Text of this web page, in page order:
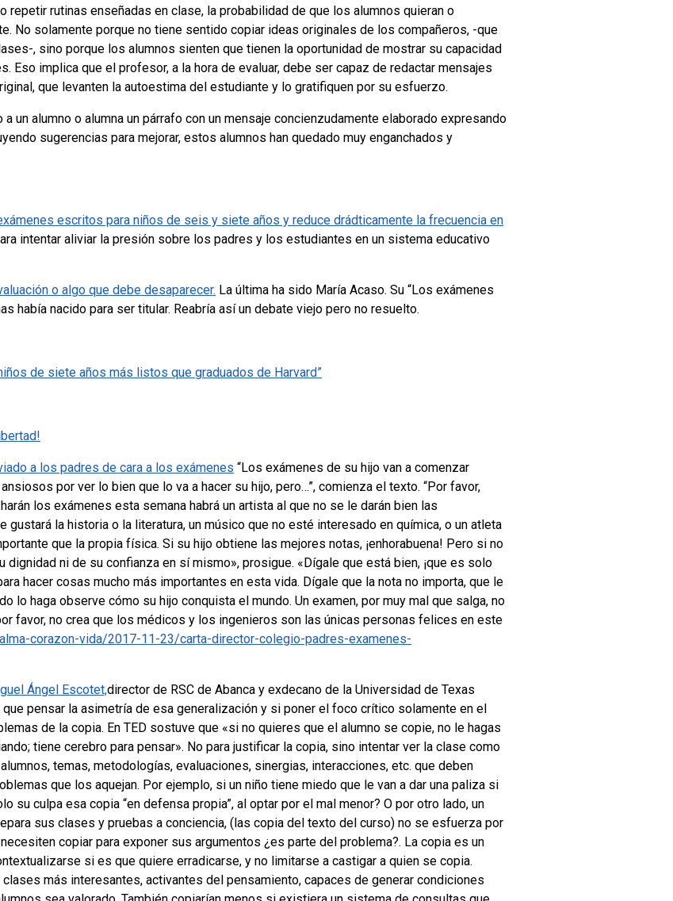
repetir rutinas enseñadas en clase, la probabilidad de que los alumnos quieran o
No solamente porque no tiene sentido copiar ideas originales de los compañeros, -que
, sino porque los alumnos sienten que tienen la oportunidad de mostrar su capacidad
Eso implica que el profesor, a la hora de evaluar, debe ser capaz de redactar mensajes
que levanten la autoestima del estudiante y lo gratifiquen por su esfuerzo.
un alumno o alumna un párrafo con un mensaje concienzudamente elaborado expresando
sugerencias para mejorar, estos alumnos han quedado muy enganchados y
escritos para niños de seis y siete años y reduce drádticamente la frecuencia en
intentar aliviar la presión sobre los padres y los estudiantes en un sistema educativo
o algo que debe desaparecer. La última ha sido María Acaso. Su “Los exámenes
había nacido para ser titular. Reabría así un debate viejo pero no resuelto.
de siete años más listos que graduados de Harvard”
a los padres de cara a los exámenes “Los exámenes de su hijo van a comenzar
por ver lo bien que lo va a hacer su hijo, pero…”, comienza el texto. “Por favor,
los exámenes esta semana habrá un artista al que no se le darán bien las
gustará la historia o la literatura, un músico que no esté interesado en química, o un atleta
que la propia física. Si su hijo obtiene las mejores notas, ¡enhorabuena! Pero si no
ni de su confianza en sí mismo», prosigue. «Dígale que está bien, ¡que es solo
hacer cosas mucho más importantes en esta vida. Dígale que la nota no importa, que le
lo haga observe cómo su hijo conquista el mundo. Un examen, por muy mal que salga, no
favor, no crea que los médicos y los ingenieros son las únicas personas felices en este
corazon-vida/2017-11-23/carta-director-colegio-padres-examenes-
Ángel Escotet,director de RSC de Abanca y exdecano de la Universidad de Texas
que pensar la asimetría de esa generalización y si poner el foco crítico solamente en el
de la copia. En TED sostuve que «si no quieres que el alumno se copie, no le hagas
tiene cerebro para pensar». No para justificar la copia, sino intentar ver la clase como
temas, metodologías, evaluaciones, sinergias, interacciones, etc. que deben
que los aquejan. Por ejemplo, si un niño tiene miedo que le van a dar una paliza si
su culpa esa copia “en defensa propia”, al optar por el mal menor? O por otro lado, un
sus clases y pruebas a conciencia, (las copia del texto del curso) no se esfuerza por
copiar para exponer sus argumentos ¿es parte del problema?. La copia es un
si es que quiere erradicarse, y no limitarse a castigar a quien se copia.
más interesantes, activantes del pensamiento, capaces de generar condiciones